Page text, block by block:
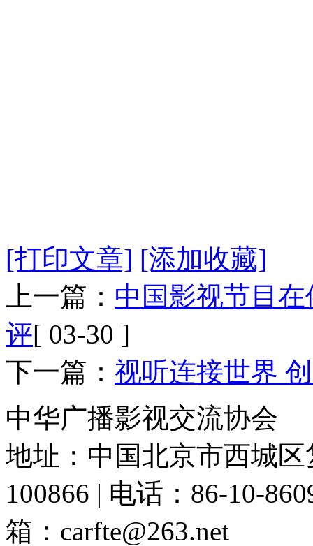
[打印文章] [添加收藏]
上一篇： 中国影视节目
评[ 03-30 ]
下一篇： 视听连接世界
中华广播影视交流协会
地址：中国北京市西城
100866 | 电话：86-10-
箱：carfte@263.net